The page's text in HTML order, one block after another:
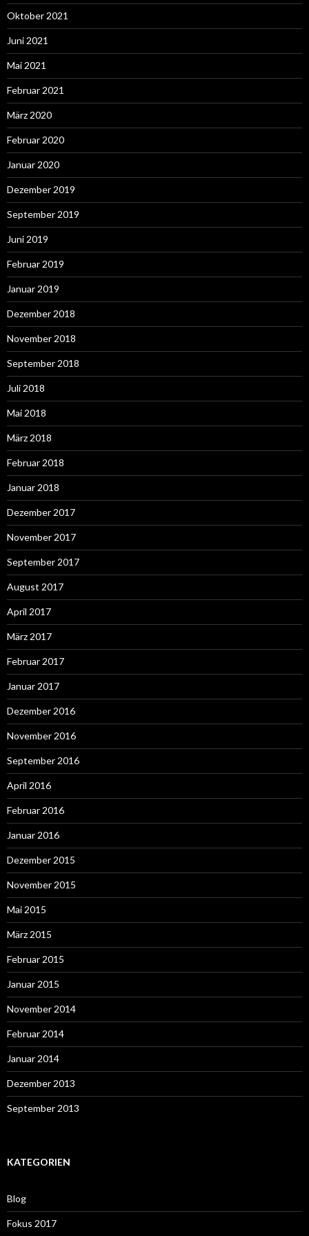
Oktober 2021
Juni 2021
Mai 2021
Februar 2021
März 2020
Februar 2020
Januar 2020
Dezember 2019
September 2019
Juni 2019
Februar 2019
Januar 2019
Dezember 2018
November 2018
September 2018
Juli 2018
Mai 2018
März 2018
Februar 2018
Januar 2018
Dezember 2017
November 2017
September 2017
August 2017
April 2017
März 2017
Februar 2017
Januar 2017
Dezember 2016
November 2016
September 2016
April 2016
Februar 2016
Januar 2016
Dezember 2015
November 2015
Mai 2015
März 2015
Februar 2015
Januar 2015
November 2014
Februar 2014
Januar 2014
Dezember 2013
September 2013
KATEGORIEN
Blog
Fokus 2017